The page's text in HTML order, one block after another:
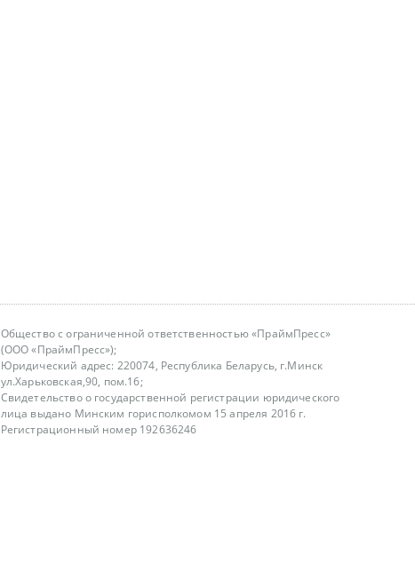
Общество с ограниченной ответственностью «ПраймПресс»
(ООО «ПраймПресс»);
Юридический адрес: 220074, Республика Беларусь, г.Минск
ул.Харьковская,90, пом.16;
Свидетельство о государственной регистрации юридического
лица выдано Минским горисполкомом 15 апреля 2016 г.
Регистрационный номер 192636246